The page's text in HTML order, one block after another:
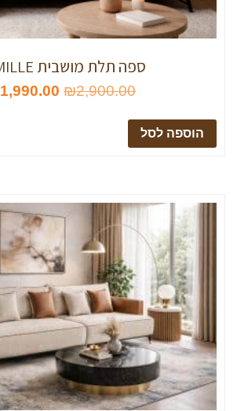
ספה תלת מושבית CAMILLE
₪2,900.00
1,990.00
הוספה לסל